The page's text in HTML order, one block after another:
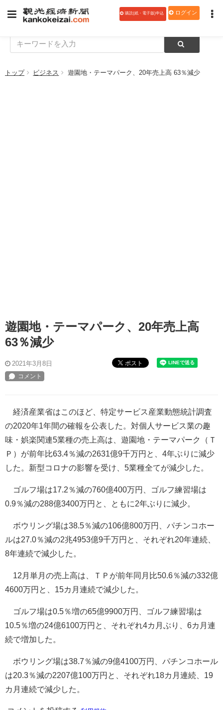
購読(紙・電子版)申込 ログイン
トップ ビジネス 遊園地・テーマパーク、20年売上高 63％減少
遊園地・テーマパーク、20年売上高
63％減少
2021年3月8日 ポスト
経済産業省はこのほど、特定サービス産業動態統計調査
の2020年1年間の確報を公表した。対個人サービス業の趣
味・娯楽関連5業種の売上高は、遊園地・テーマパーク（Ｔ
Ｐ）が前年比63.4％減の2631億9千万円と、4年ぶりに減少
した。新型コロナの影響を受け、5業種全てが減少した。
ゴルフ場は17.2％減の760億400万円、ゴルフ練習場は
0.9％減の288億3400万円と、ともに2年ぶりに減少。
ボウリング場は38.5％減の106億800万円、パチンコホー
ルは27.0％減の2兆4953億9千万円と、それぞれ20年連続、
8年連続で減少した。
12月単月の売上高は、ＴＰが前年同月比50.6％減の332億
4600万円と、15カ月連続で減少した。
ゴルフ場は0.5％増の65億9900万円、ゴルフ練習場は
10.5％増の24億6100万円と、それぞれ4カ月ぶり、6カ月連
続で増加した。
ボウリング場は38.7％減の9億4100万円、パチンコホール
は20.3％減の2207億100万円と、それぞれ18カ月連続、19
カ月連続で減少した。